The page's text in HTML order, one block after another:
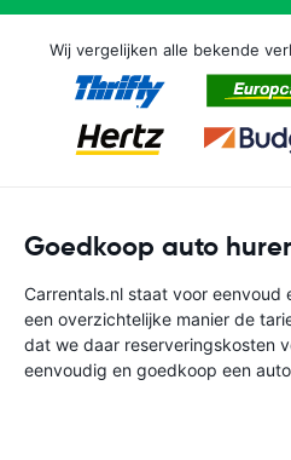
Wij vergelijken alle bekende
Goedkoop auto
Carrentals.nl staat voor eenvoud
een overzichtelijke manier de
dat we daar reserveringskosten
eenvoudig en goedkoop een